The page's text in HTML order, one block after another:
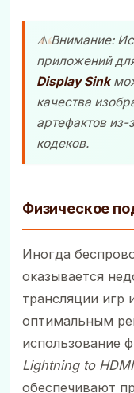
⚠️ Внимание:
приложений
Display Sink
качества
артефактов из-
кодеков.
Физическое
Иногда
оказывается
трансляции игр
оптимальным
использование
Lightning to HDMI
обеспечивают